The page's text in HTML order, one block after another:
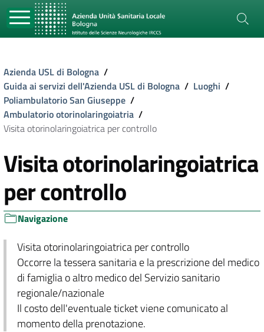
Azienda USL di Bologna /
Guida ai servizi dell'Azienda USL di Bologna / Luoghi /
Poliambulatorio San Giuseppe /
Ambulatorio otorinolaringoiatria /
Visita otorinolaringoiatrica per controllo
Visita otorinolaringoiatrica
per controllo
Navigazione
Visita otorinolaringoiatrica per controllo
Occorre la tessera sanitaria e la prescrizione del medico
di famiglia o altro medico del Servizio sanitario
regionale/nazionale
Il costo dell'eventuale ticket viene comunicato al
momento della prenotazione.